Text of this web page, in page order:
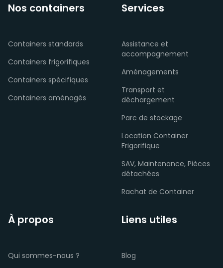
Nos containers
Containers standards
Containers frigorifiques
Containers spécifiques
Containers aménagés
Services
Assistance et
accompagnement
Aménagements
Transport et
déchargement
Parc de stockage
Location Container
Frigorifique
SAV, Maintenance, Pièces
détachées
Rachat de Container
À propos
Qui sommes-nous ?
Liens utiles
Blog